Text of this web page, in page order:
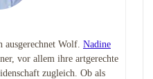
ausgerechnet Wolf. Nadine
vor allem ihre artgerechte
zugleich. Ob als